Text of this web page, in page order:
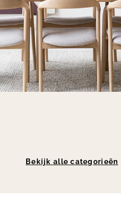
Bekijk alle categorieën